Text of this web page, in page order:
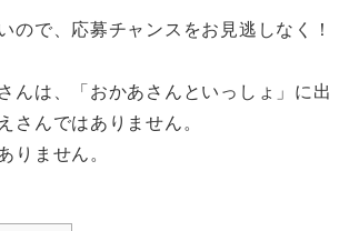
ので、応募チャンスをお見逃しなく！
んは、「おかあさんといっしょ」に出
さんではありません。
りません。